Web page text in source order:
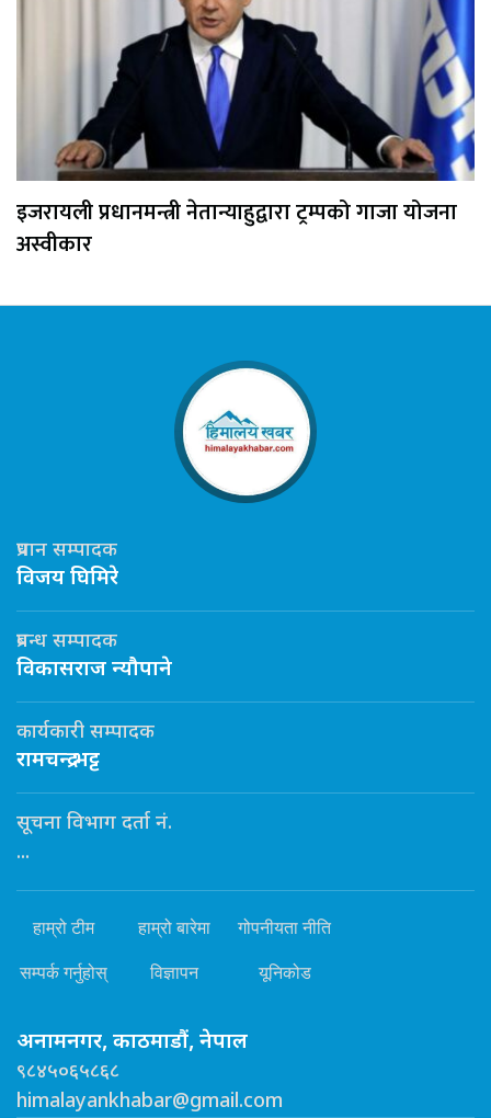
इजरायली प्रधानमन्त्री नेतान्याहुद्वारा ट्रम्पको गाजा योजना
अस्वीकार
प्रधान सम्पादक
विजय घिमिरे
प्रबन्ध सम्पादक
विकासराज न्यौपाने
कार्यकारी सम्पादक
रामचन्द्र भट्ट
सूचना विभाग दर्ता नं.
...
हाम्रो टीम हाम्रो बारेमा गोपनीयता नीति
सम्पर्क गर्नुहोस् विज्ञापन यूनिकोड
अनामनगर, काठमाडौं, नेपाल
९८४५०६५८६८
himalayankhabar@gmail.com